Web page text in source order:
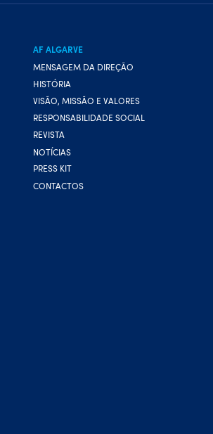
AF ALGARVE
MENSAGEM DA DIREÇÃO
HISTÓRIA
VISÃO, MISSÃO E VALORES
RESPONSABILIDADE SOCIAL
REVISTA
NOTÍCIAS
PRESS KIT
CONTACTOS